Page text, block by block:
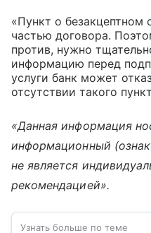
«Пункт о
частью договора.
против, нужно
информацию перед
услуги банк может
отсутствии такого
«Данная информация
информационный
не является
рекомендацией».
Узнать больше по теме